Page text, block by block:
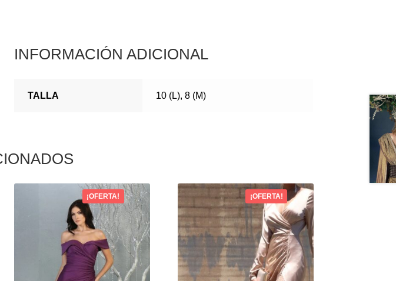
INFORMACIÓN ADICIONAL
TALLA 10 (L), 8 (M)
¡OFERTA! ¡OFERTA!